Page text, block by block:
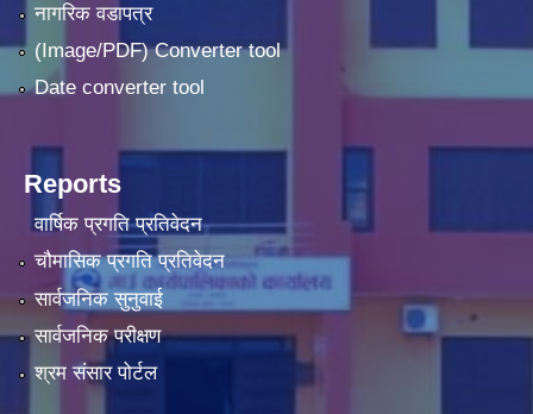
नागरिक वडापत्र
(Image/PDF) Converter tool
Date converter tool
Reports
वार्षिक प्रगति प्रतिवेदन
चौमासिक प्रगति प्रतिवेदन
सार्वजनिक सुनुवाई
सार्वजनिक परीक्षण
श्रम संसार पोर्टल